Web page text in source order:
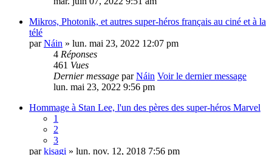
Mikros, Photonik, et autres super-héros français au ciné et à la
télé
parNáin » lun. mai 23, 2022 12:07 pm
4 Réponses
461 Vues
Dernier message parNáin Voir le dernier message
lun. mai 23, 2022 9:56 pm
Hommage à Stan Lee, l'un des pères des super-héros Marvel
1
2
3
parkisagi » lun. nov. 12, 2018 7:56 pm